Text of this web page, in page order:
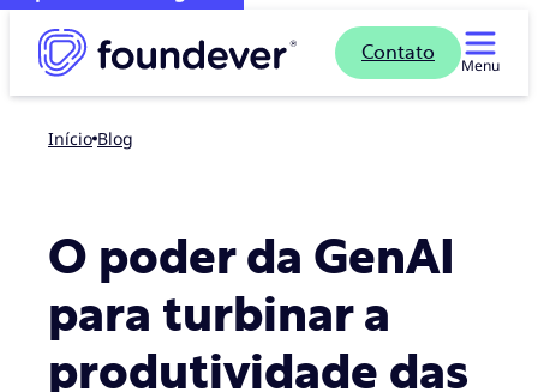
Contato
Menu
Início blog
O poder da GenAI
para turbinar a
produtividade das